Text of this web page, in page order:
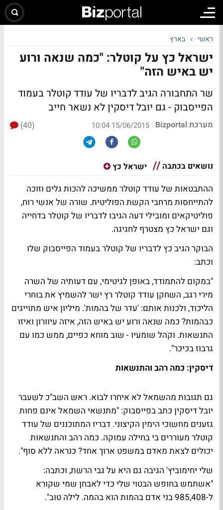
ראשי בארץ
ישראל כץ על קוטלר: "כמה שנאה ורוע
יש באיש הזה"
שר התחבורה הגיב לדבריו של עודד קוטלר בעמוד
הפייסבוק - גם יובל דיסקין לא נשאר חייב
מערכת Bizportal |
15/06/2015 10:04
(40)
נושאים בכתבה ישראל כץ
ההתבטאות של עודד קוטלר ממשיכה להכות גלים וזוכה
להתייחסות מרחבי הקשת הפוליטית. שורה של אנשי רוח,
פוליטיקאים ומובילי דעה הגיבו לדבריו של קוטלר בדחייה
וגם ישראל כץ מצטרף לחגיגה.
הבוקר הגיב כץ לדבריו של קוטלר בעמוד הפייסבוק שלו
וכתב:
"במקום להתמודד, באופן לגיטימי, עם דעותיה של השרה
מירי רגב, השחקן עודד קוטלר רץ ישר להשמיץ את בוחרי
הליכוד, ולכנות אותם: 'עדר של בהמות'. מיליון איש מתוייגים
כבהמות? כמה שנאה ורוע יש באיש הזה, איזה עיוורון ואיזו
התנשאות. וקהל שומעיו - שוב מוחא כפיים, ממש כמו עם
גרבוז בכיכר".
דיסקין: כמה רהב והתנשאות
גם תגובות מהשמאל לא איחרו לבוא. ראש השב"כ לשעבר
יובל דיסקין כתב בפייסבוק: "מתנשאי השמאל אינם פחות
גזענים מחשוכי הימין הקיצוני. דבריו המתוכננים של עודד
קוטלר מעוררים בי בחילה עמוקה. כמה רהב והתנשאות
יכולים לצאת מאדם במשפט ארוך אחד? כנראה ללא סוף".
שלי יחימוביץ' הגיבה גם היא על גבי הרשת, וכתבה:
"אשתמש בחופש הבטוי שלי כדי לאבחן שמי שקורא
ל-985,408 בני אדם בהמות הוא בהמה. לילה טוב".